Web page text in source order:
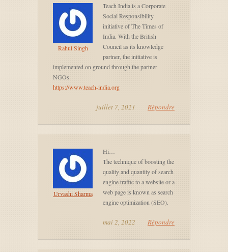
Rahul Singh
Teach India is a Corporate
Social Responsibility
initiative of The Times of
India. With the British
Council as its knowledge
partner, the initiative is
implemented on ground through the partner
NGOs.
https://www.teach-india.org
juillet 7, 2021 Répondre
Urvashi Sharma
Hi…
The technique of boosting the
quality and quantity of search
engine traffic to a website or a
web page is known as search
engine optimization (SEO).
mai 2, 2022 Répondre